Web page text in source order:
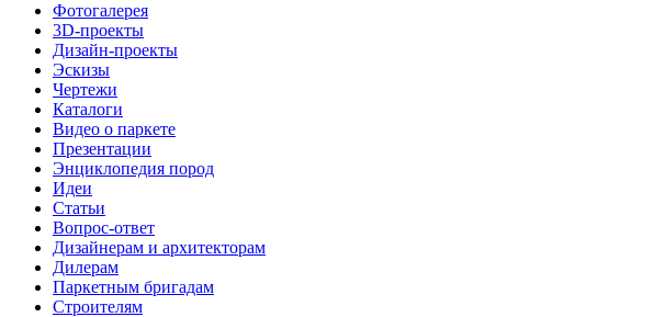
Фотогалерея
3D-проекты
Дизайн-проекты
Эскизы
Чертежи
Каталоги
Видео о паркете
Презентации
Энциклопедия пород
Идеи
Статьи
Вопрос-ответ
Дизайнерам и архитекторам
Дилерам
Паркетным бригадам
Строителям